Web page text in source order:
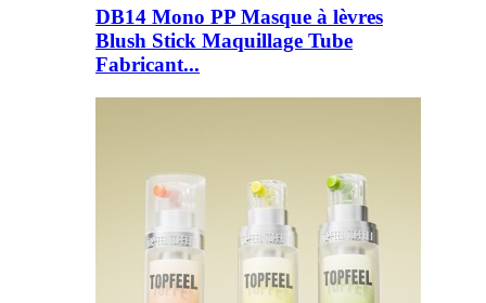
DB14 Mono PP Masque à lèvres
Blush Stick Maquillage Tube
Fabricant...